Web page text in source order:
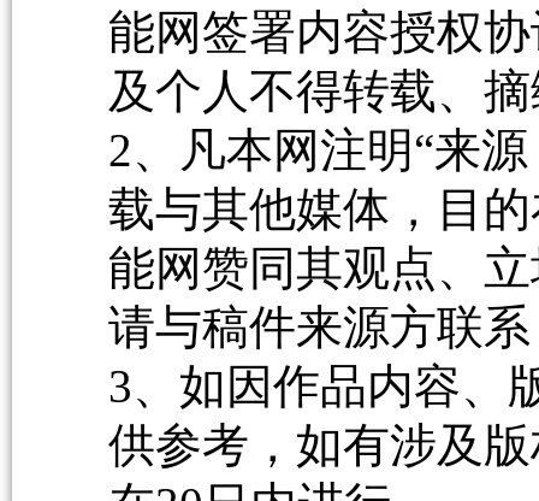
能网签署内容授权
及个人不得转载、
2、凡本网注明“来
载与其他媒体，目
能网赞同其观点、
请与稿件来源方联
3、如因作品内容、
供参考，如有涉及